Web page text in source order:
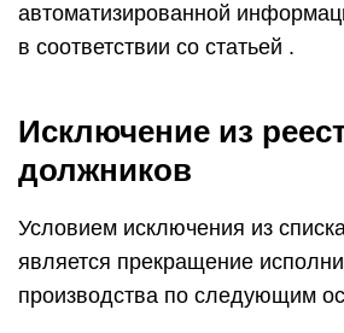
автоматизированной
в соответствии со статьей .
Исключение из
должников
Условием исключения из
является прекращение
производства по следующим